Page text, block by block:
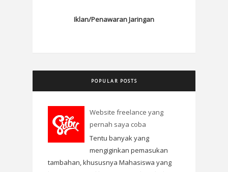
Iklan/Penawaran Jaringan
POPULAR POSTS
Website freelance yang
pernah saya coba
Tentu banyak yang
mengiginkan pemasukan
tambahan, khususnya Mahasiswa yang